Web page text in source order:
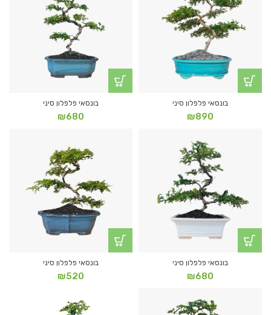
בונסאי פלפלון סיני
₪890
בונסאי פלפלון סיני
₪680
בונסאי פלפלון סיני
₪680
בונסאי פלפלון סיני
₪520